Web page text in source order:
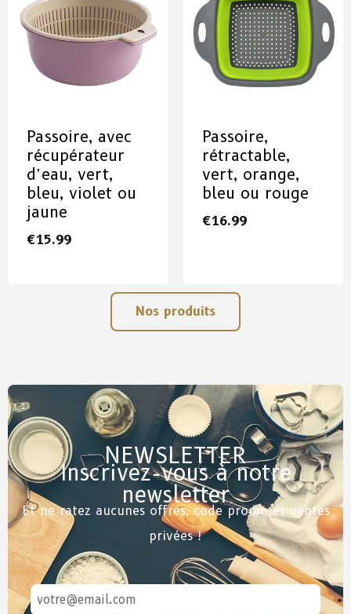
Passoire, avec
récupérateur
d’eau, vert,
bleu, violet ou
jaune
€15.99
Passoire,
rétractable,
vert, orange,
bleu ou rouge
€16.99
Nos produits
NEWSLETTER
Inscrivez-vous à notre
newsletter
Et ne ratez aucunes offres, code promo et ventes
privées !